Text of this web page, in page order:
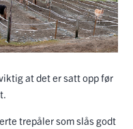
at det er satt opp før
trepåler som slås godt